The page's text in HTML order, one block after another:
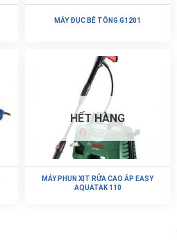
MÁY ĐỤC BÊ TÔNG G1201
HẾT HÀNG
MÁY PHUN XỊT RỬA CAO ÁP EASY
AQUATAK 110